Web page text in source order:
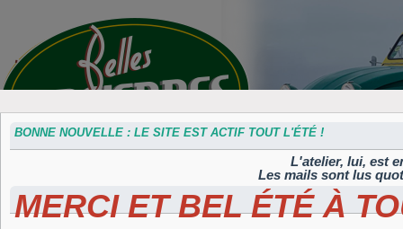
Accessoires
divers
Plaques 3D
Maillefaud et
Plaques
immatriculation
Plaques
autocollantes et
Plaques
peintes
BONNE NOUVELLE : LE SITE EST ACTIF TOUT L'ÉTÉ !
L'atelier, lui, est
Les mails sont lus
MERCI ET BEL ÉTÉ À